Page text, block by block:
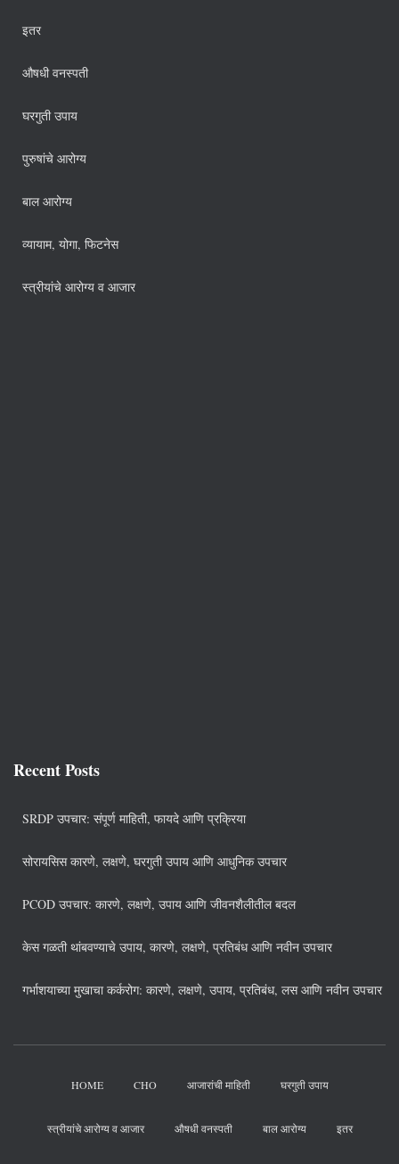
इतर
औषधी वनस्पती
घरगुती उपाय
पुरुषांचे आरोग्य
बाल आरोग्य
व्यायाम, योगा, फिटनेस
स्त्रीयांचे आरोग्य व आजार
Recent Posts
SRDP उपचार: संपूर्ण माहिती, फायदे आणि प्रक्रिया
सोरायसिस कारणे, लक्षणे, घरगुती उपाय आणि आधुनिक उपचार
PCOD उपचार: कारणे, लक्षणे, उपाय आणि जीवनशैलीतील बदल
केस गळती थांबवण्याचे उपाय, कारणे, लक्षणे, प्रतिबंध आणि नवीन उपचार
गर्भाशयाच्या मुखाचा कर्करोग: कारणे, लक्षणे, उपाय, प्रतिबंध, लस आणि नवीन उपचार
HOME CHO आजारांची माहिती घरगुती उपाय
स्त्रीयांचे आरोग्य व आजार औषधी वनस्पती बाल आरोग्य इतर